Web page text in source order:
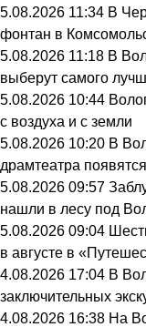
5.08.2026 11:34 В
фонтан в
5.08.2026 11:18 В
выберут самого
5.08.2026 10:44
с воздуха и с земли
5.08.2026 10:20 В
драмтеатра
5.08.2026 09:57
нашли в лесу под
5.08.2026 09:04
в августе в
4.08.2026 17:04 В
заключительных
4.08.2026 16:38 На